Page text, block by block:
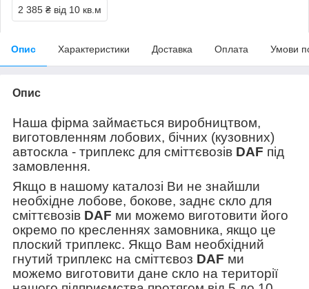
2 385 ₴ від 10 кв.м
Опис Характеристики Доставка Оплата Умови
Опис
Наша фірма займається виробництвом,
виготовленням лобових, бічних (кузовних)
автоскла - триплекс для сміттєвозів DAF під
замовлення.
Якщо в нашому каталозі Ви не знайшли
необхідне лобове, бокове, заднє скло для
сміттєвозів DAF ми можемо виготовити його
окремо по кресленнях замовника, якщо це
плоский триплекс. Якщо Вам необхідний
гнутий триплекс на сміттєвоз DAF ми
можемо виготовити дане скло на території